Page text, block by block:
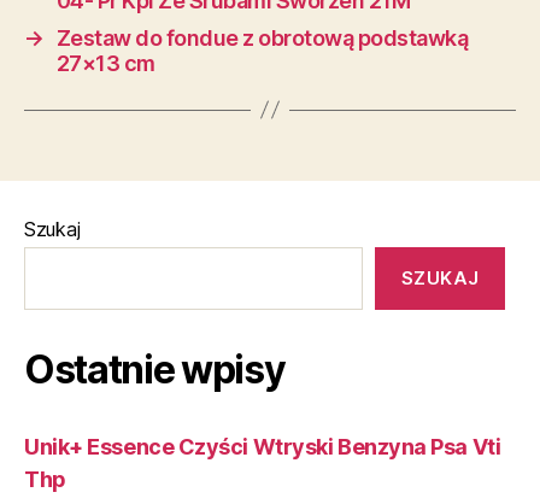
→
Zestaw do fondue z obrotową podstawką
27×13 cm
Szukaj
SZUKAJ
Ostatnie wpisy
Unik+ Essence Czyści Wtryski Benzyna Psa Vti
Thp